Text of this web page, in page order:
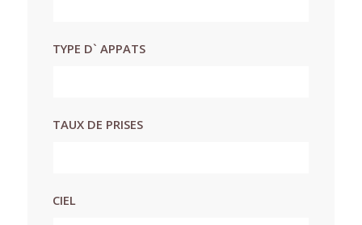
TYPE D` APPATS
TAUX DE PRISES
CIEL